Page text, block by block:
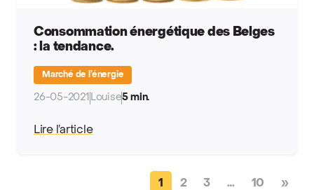
Consommation énergétique des Belges
: la tendance.
Marché de l’énergie
26-05-2021 Louise5 min.
Lire l’article
Posts navigation
1 2 3 … 10 »